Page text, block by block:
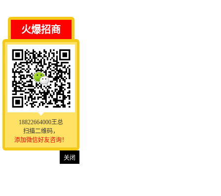
火爆招商
18822664000王总
扫描二维码，
添加微信好友咨询！
关闭